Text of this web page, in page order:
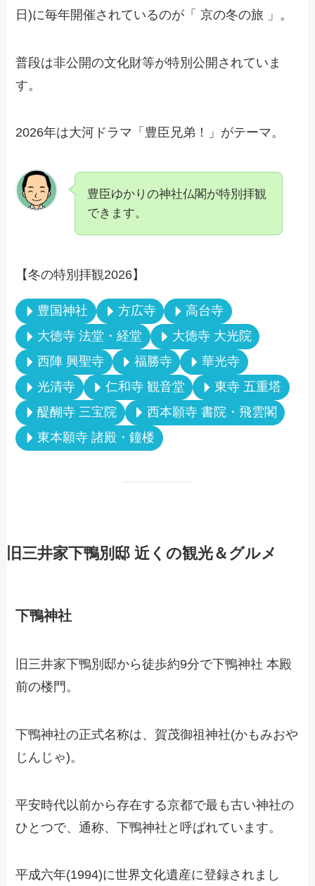
日)に毎年開催されているのが「 京の冬の旅 」。
普段は非公開の文化財等が特別公開されていま
す。
2026年は大河ドラマ「豊臣兄弟！」がテーマ。
豊臣ゆかりの神社仏閣が特別拝観
できます。
【冬の特別拝観2026】
豊国神社 方広寺
高台寺
大徳寺 法堂・経堂
大徳寺 大光院
西陣 興聖寺
福勝寺
華光寺
光清寺
仁和寺 観音堂
東寺 五重塔
醍醐寺 三宝院
西本願寺 書院・飛雲閣
東本願寺 諸殿・鐘楼
旧三井家下鴨別邸 近くの観光＆グルメ
下鴨神社
旧三井家下鴨別邸から徒歩約9分で下鴨神社 本殿
前の楼門。
下鴨神社の正式名称は、賀茂御祖神社(かもみおや
じんじゃ)。
平安時代以前から存在する京都で最も古い神社の
ひとつで、通称、下鴨神社と呼ばれています。
平成六年(1994)に世界文化遺産に登録されまし